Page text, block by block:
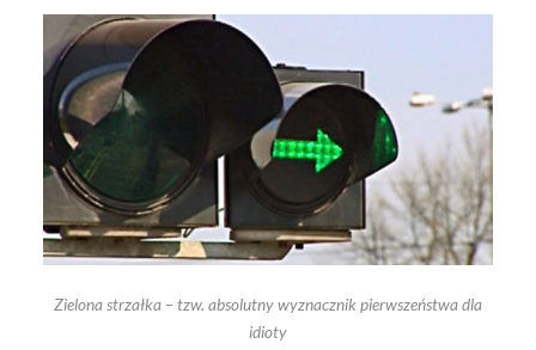
Zielona strzałka – tzw. absolutny wyznacznik pierwszeństwa dla
idioty